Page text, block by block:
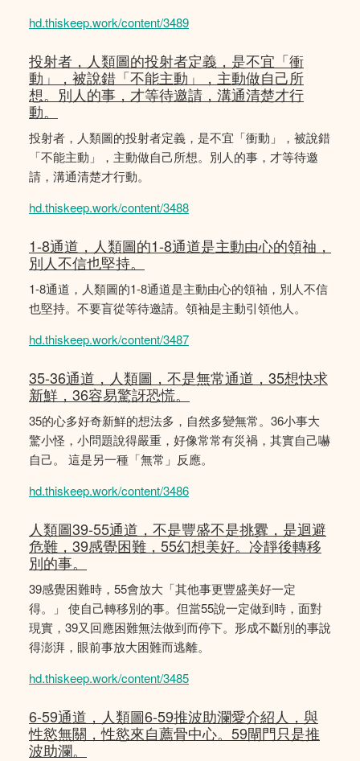
hd.thiskeep.work/content/3489
投射者，人類圖的投射者定義，是不宜「衝
動」，被說錯「不能主動」，主動做自己所
想。別人的事，才等待邀請，溝通清楚才行
動。
投射者，人類圖的投射者定義，是不宜「衝動」，被說錯
「不能主動」，主動做自己所想。別人的事，才等待邀
請，溝通清楚才行動。
hd.thiskeep.work/content/3488
1-8通道，人類圖的1-8通道是主動由心的領䄂，
別人不信也堅持。
1-8通道，人類圖的1-8通道是主動由心的領䄂，別人不信
也堅持。不要盲從等待邀請。領袖是主動引領他人。
hd.thiskeep.work/content/3487
35-36通道，人類圖，不是無常通道，35想快求
新鮮，36容易驚訝恐慌。
35的心多好奇新鮮的想法多，自然多變無常。36小事大
驚小怪，小問題說得嚴重，好像常常有災禍，其實自己嚇
自己。 這是另一種「無常」反應。
hd.thiskeep.work/content/3486
人類圖39-55通道，不是豐盛不是挑釁，是迴避
危難，39感覺困難，55幻想美好。冷靜後轉移
別的事。
39感覺困難時，55會放大「其他事更豐盛美好一定
得。」 使自己轉移別的事。但當55說一定做到時，面對
現實，39又回應困難無法做到而停下。形成不斷別的事說
得澎湃，眼前事放大困難而逃離。
hd.thiskeep.work/content/3485
6-59通道，人類圖6-59推波助瀾愛介紹人，與
性慾無關，性慾來自薦骨中心。59閘門只是推
波助瀾。